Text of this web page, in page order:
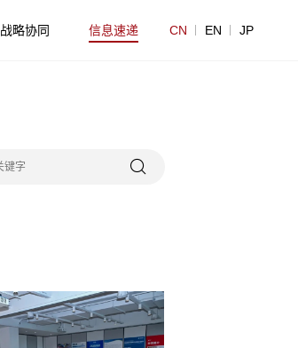
战略协同 信息速递 CN EN JP